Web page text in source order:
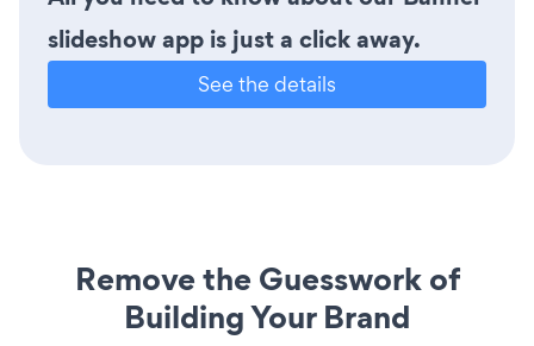
slideshow app is just a click away.
See the details
Remove the Guesswork of
Building Your Brand